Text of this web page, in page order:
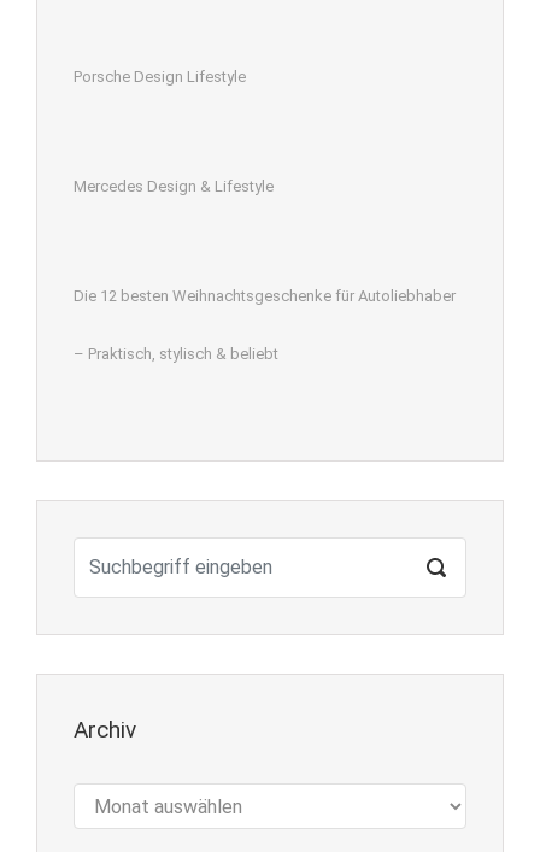
Porsche Design Lifestyle
Mercedes Design & Lifestyle
Die 12 besten Weihnachtsgeschenke für Autoliebhaber
– Praktisch, stylisch & beliebt
Archiv